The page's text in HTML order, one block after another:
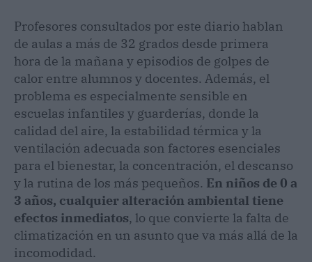
Profesores consultados por este diario hablan
de aulas a más de 32 grados desde primera
hora de la mañana y episodios de golpes de
calor entre alumnos y docentes. Además, el
problema es especialmente sensible en
escuelas infantiles y guarderías, donde la
calidad del aire, la estabilidad térmica y la
ventilación adecuada son factores esenciales
para el bienestar, la concentración, el descanso
y la rutina de los más pequeños. En niños de 0 a
3 años, cualquier alteración ambiental tiene
efectos inmediatos, lo que convierte la falta de
climatización en un asunto que va más allá de la
incomodidad.